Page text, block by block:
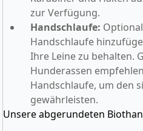
zur Verfügung.
Handschlaufe:
Handschlaufe
Ihre Leine zu behalten.
Hunderassen
Handschlaufe, um den
gewährleisten.
Unsere abgerundeten